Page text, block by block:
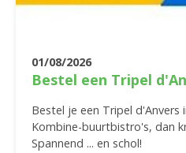
01/08/2026
Bestel een Tripel
Bestel je een Tripel d'Anvers
Kombine-buurtbistro's, dan
Spannend ... en schol!